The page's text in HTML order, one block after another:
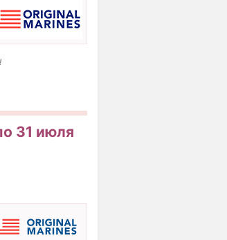
31 июля